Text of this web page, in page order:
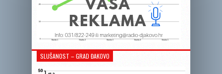
SLUŠANOST – GRAD ĐAKOVO